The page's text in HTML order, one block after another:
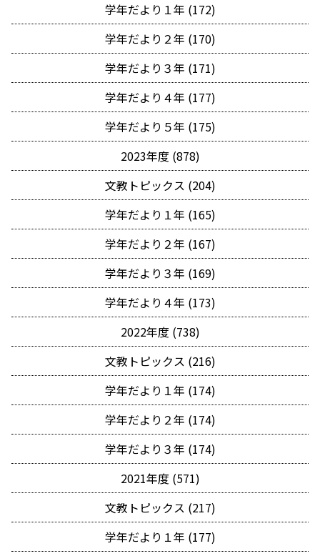
学年だより１年 (172)
学年だより２年 (170)
学年だより３年 (171)
学年だより４年 (177)
学年だより５年 (175)
2023年度 (878)
文教トピックス (204)
学年だより１年 (165)
学年だより２年 (167)
学年だより３年 (169)
学年だより４年 (173)
2022年度 (738)
文教トピックス (216)
学年だより１年 (174)
学年だより２年 (174)
学年だより３年 (174)
2021年度 (571)
文教トピックス (217)
学年だより１年 (177)